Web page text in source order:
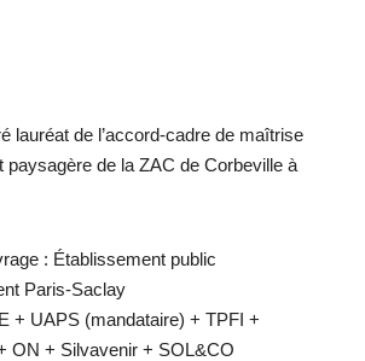
lauréat de l’accord-cadre de maîtrise
paysagère de la ZAC de Corbeville à
: Établissement public
Paris-Saclay
+ UAPS (mandataire) + TPFI +
ON + Silvavenir + SOL&CO